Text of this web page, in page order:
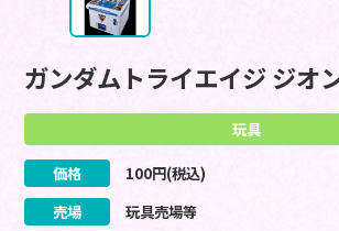
ガンダムトライエイジ ジオ
玩具
価格 100円(税込)
売場
玩具売場等